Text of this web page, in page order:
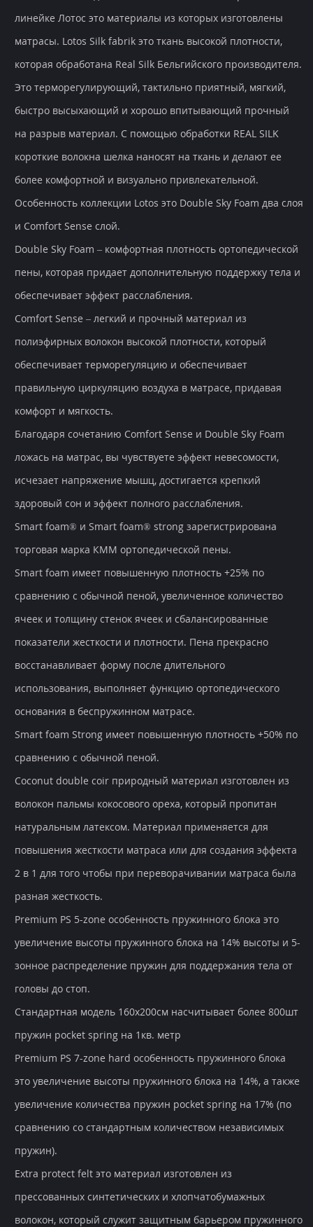
линейке Лотос это материалы из которых изготовлены
матрасы. Lotos Silk fabrik это ткань высокой плотности,
которая обработана Real Silk Бельгийского производителя.
Это терморегулирующий, тактильно приятный, мягкий,
быстро высыхающий и хорошо впитывающий прочный
на разрыв материал. С помощью обработки REAL SILK
короткие волокна шелка наносят на ткань и делают ее
более комфортной и визуально привлекательной.
Особенность коллекции Lotos это Double Sky Foam два слоя
и Comfort Sense слой.
Double Sky Foam – комфортная плотность ортопедической
пены, которая придает дополнительную поддержку тела и
обеспечивает эффект расслабления.
Comfort Sense – легкий и прочный материал из
полиэфирных волокон высокой плотности, который
обеспечивает терморегуляцию и обеспечивает
правильную циркуляцию воздуха в матрасе, придавая
комфорт и мягкость.
Благодаря сочетанию Comfort Sense и Double Sky Foam
ложась на матрас, вы чувствуете эффект невесомости,
исчезает напряжение мышц, достигается крепкий
здоровый сон и эффект полного расслабления.
Smart foam® и Smart foam® strong зарегистрирована
торговая марка КММ ортопедической пены.
Smart foam имеет повышенную плотность +25% по
сравнению с обычной пеной, увеличенное количество
ячеек и толщину стенок ячеек и сбалансированные
показатели жесткости и плотности. Пена прекрасно
восстанавливает форму после длительного
использования, выполняет функцию ортопедического
основания в беспружинном матрасе.
Smart foam Strong имеет повышенную плотность +50% по
сравнению с обычной пеной.
Coconut double coir природный материал изготовлен из
волокон пальмы кокосового ореха, который пропитан
натуральным латексом. Материал применяется для
повышения жесткости матраса или для создания эффекта
2 в 1 для того чтобы при переворачивании матраса была
разная жесткость.
Premium PS 5-zone особенность пружинного блока это
увеличение высоты пружинного блока на 14% высоты и 5-
зонное распределение пружин для поддержания тела от
головы до стоп.
Стандартная модель 160х200см насчитывает более 800шт
пружин pocket spring на 1кв. метр
Premium PS 7-zone hard особенность пружинного блока
это увеличение высоты пружинного блока на 14%, а также
увеличение количества пружин pocket spring на 17% (по
сравнению со стандартным количеством независимых
пружин).
Extra protect felt это материал изготовлен из
прессованных синтетических и хлопчатобумажных
волокон, который служит защитным барьером пружинного